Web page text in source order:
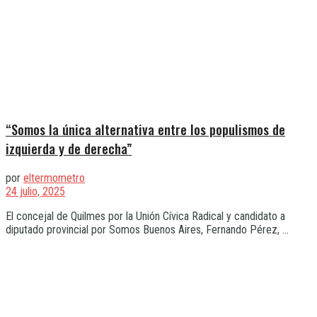
“Somos la única alternativa entre los populismos de
izquierda y de derecha”
por eltermometro
24 julio, 2025
El concejal de Quilmes por la Unión Cívica Radical y candidato a
diputado provincial por Somos Buenos Aires, Fernando Pérez, ...